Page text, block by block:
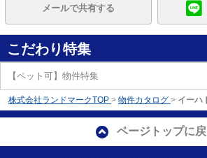
メールで共有する
こだわり特集
【ペット可】物件特集
株式会社ランドマークTOP > 物件カタログ > イーハ
ページトップに